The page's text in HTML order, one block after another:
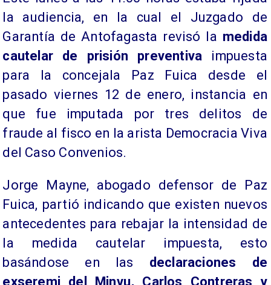
la audiencia, en la cual el Juzgado de
Garantía de Antofagasta revisó la medida
cautelar de prisión preventiva impuesta
para la concejala Paz Fuica desde el
pasado viernes 12 de enero, instancia en
que fue imputada por tres delitos de
fraude al fisco en la arista Democracia Viva
del Caso Convenios.
Jorge Mayne, abogado defensor de Paz
Fuica, partió indicando que existen nuevos
antecedentes para rebajar la intensidad de
la medida cautelar impuesta, esto
basándose en las declaraciones de
exseremi del Minvu, Carlos Contreras y